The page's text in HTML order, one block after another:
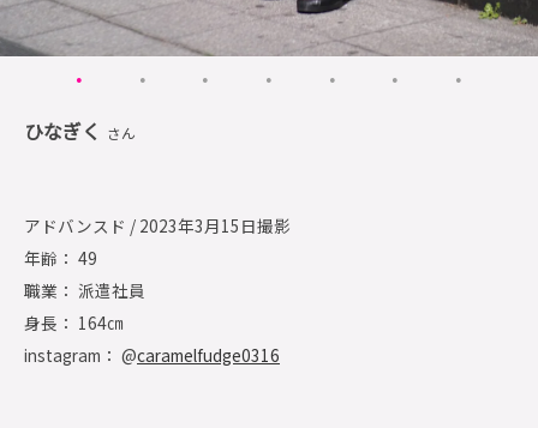
ひなぎく さん
アドバンスド / 2023年3月15日撮影
年齢： 49
職業： 派遣社員
身長： 164㎝
instagram： @caramelfudge0316